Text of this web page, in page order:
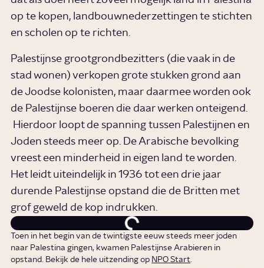
op te kopen, landbouwnederzettingen te stichten
en scholen op te richten.
Palestijnse grootgrondbezitters (die vaak in de
stad wonen) verkopen grote stukken grond aan
de Joodse kolonisten, maar daarmee worden ook
de Palestijnse boeren die daar werken onteigend.
Hierdoor loopt de spanning tussen Palestijnen en
Joden steeds meer op. De Arabische bevolking
vreest een minderheid in eigen land te worden.
Het leidt uiteindelijk in 1936 tot een drie jaar
durende Palestijnse opstand die de Britten met
grof geweld de kop indrukken.
Toen in het begin van de twintigste eeuw steeds meer joden
naar Palestina gingen, kwamen Palestijnse Arabieren in
opstand. Bekijk de hele uitzending op NPO Start.